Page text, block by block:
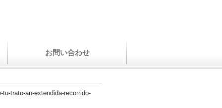
お問い合わせ
trato-an-extendida-recorrido-